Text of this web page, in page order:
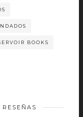
BOOKS
RESEÑAS